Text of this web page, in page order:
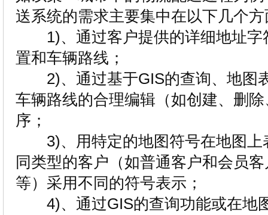
送系统的需求主要集中在以下几个
1)、通过客户提供的详细地址字
置和车辆路线；
2)、通过基于GIS的查询、地图
车辆路线的合理编辑（如创建、删
序；
3)、用特定的地图符号在地图上
同类型的客户（如普通客户和会员
等）采用不同的符号表示；
4)、通过GIS的查询功能或在地